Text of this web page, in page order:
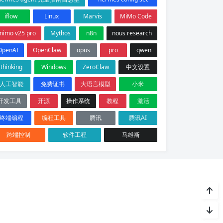
iflow
Linux Marvis
MiMo Code
v25 pro
Mythos n8n
nous research
OpenClaw opus pro
qwen
thinking
Windows ZeroClaw
中文设置
工智能
免费证书 大语言模型
小米
发工具
开源 操作系统 教程
激活
终端编程
编程工具 腾讯
腾讯AI
跨端控制
软件工程 马维斯